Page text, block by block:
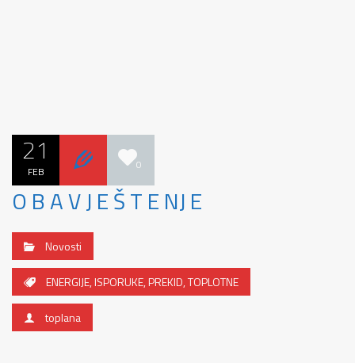
21
FEB 0
O B A V J E Š T E NJ E
Novosti
ENERGIJE,ISPORUKE,PREKID,TOPLOTNE
toplana